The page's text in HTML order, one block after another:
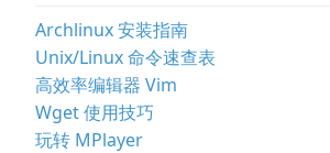
Archlinux 安装指南
Unix/Linux 命令速查表
高效率编辑器 Vim
Wget 使用技巧
玩转 MPlayer